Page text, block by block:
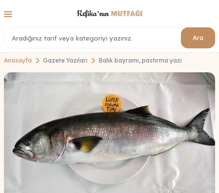
Ara
Anasayfa Gazete Yazıları Balık bayramı, pastırma yazı